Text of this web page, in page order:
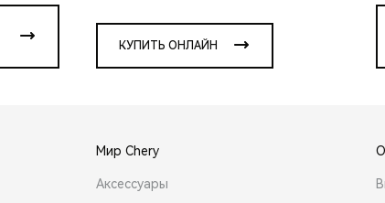
КУПИТЬ ОНЛАЙН
Мир Chery
Аксессуары